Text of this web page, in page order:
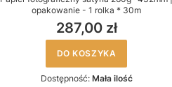
opakowanie - 1 rolka * 30m
287,00 zł
DO KOSZYKA
Dostępność: Mała ilość